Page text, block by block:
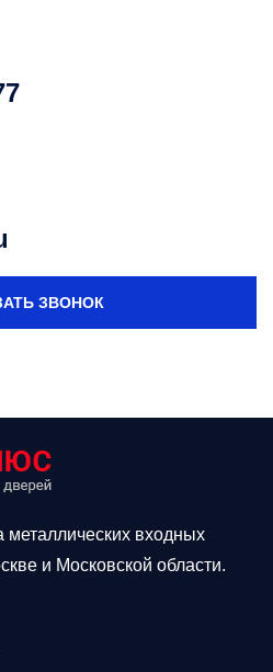
ЗВОНОК
входных
и Московской области.